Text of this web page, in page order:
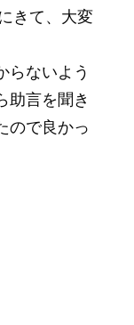
きて、大変
らないよう
助言を聞き
ので良かっ